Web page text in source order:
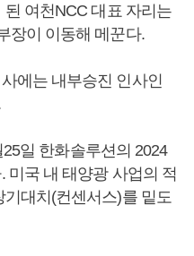
여천NCC 대표 자리는
장이 이동해 메꾼다.
에는 내부승진 인사인
일 한화솔루션의 2024
미국 내 태양광 사업의 적
대치(컨센서스)를 밑도